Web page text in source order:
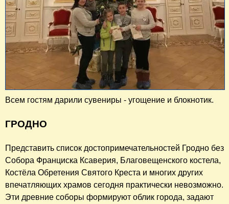
Всем гостям дарили сувениры - угощение и блокнотик.
ГРОДНО
Представить список достопримечательностей Гродно без
Собора Франциска Ксаверия, Благовещенского костела,
Костёла Обретения Святого Креста и многих других
впечатляющих храмов сегодня практически невозможно.
Эти древние соборы формируют облик города, задают